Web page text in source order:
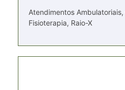
Atendimentos
Fisioterapia, Raio-X